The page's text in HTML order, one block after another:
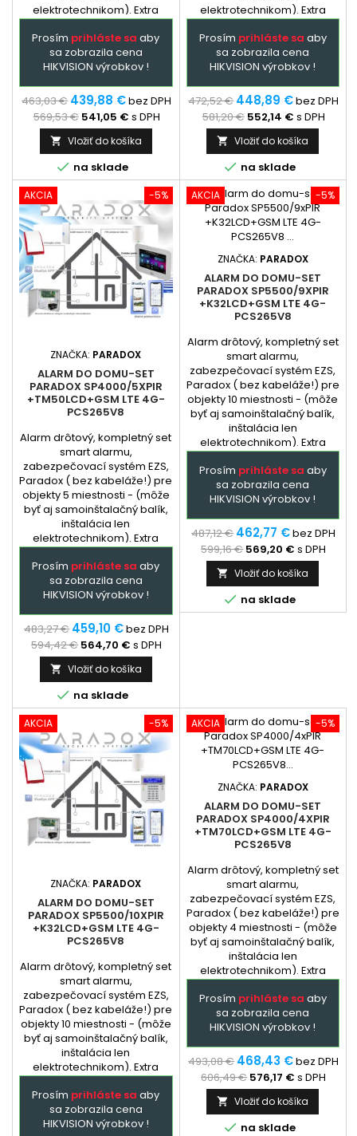
elektrotechnikom). Extra
služba - podľa
dohody: dopredu
naprogramovaná ústredňa a
GSM + prehladný manual
hlavným prvkom
zabezpečovacieho systému
Paradox,...
Prosím prihláste sa aby
sa zobrazila cena
HIKVISION výrobkov !
463,03 €439,88 €bez DPH
569,53 € 541,05 € s DPH
 Vložiť do košíka
 na sklade
elektrotechnikom). Extra
služba - podľa
dohody: dopredu
naprogramovaná ústredňa a
GSM + prehladný manual
hlavným prvkom
zabezpečovacieho systému
Paradox,...
Prosím prihláste sa aby
sa zobrazila cena
HIKVISION výrobkov !
472,52 €448,89 €bez DPH
581,20 € 552,14 € s DPH
 Vložiť do košíka
 na sklade
-5%
AKCIA
ZNAČKA: PARADOX
ALARM DO DOMU-SET
PARADOX SP4000/5XPIR
+TM50LCD+GSM LTE 4G-
PCS265V8
Alarm drôtový, kompletný set
smart alarmu,
zabezpečovací systém EZS,
Paradox ( bez kabeláže!) pre
objekty 5 miestnosti - (môže
byť aj samoinštalačný balík,
inštalácia len
elektrotechnikom). Extra
služba - podľa
dohody: dopredu
naprogramovaná ústredňa a
GSM + prehladný manual
hlavným prvkom
zabezpečovacieho systému
Paradox,...
Prosím prihláste sa aby
sa zobrazila cena
HIKVISION výrobkov !
483,27 €459,10 €bez DPH
594,42 €564,70 € s DPH
 Vložiť do košíka
 na sklade
-5%
AKCIA
ZNAČKA: PARADOX
ALARM DO DOMU-SET
PARADOX SP5500/9XPIR
+K32LCD+GSM LTE 4G-
PCS265V8
Alarm drôtový, kompletný set
smart alarmu,
zabezpečovací systém EZS,
Paradox ( bez kabeláže!) pre
objekty 10 miestnosti - (môže
byť aj samoinštalačný balík,
inštalácia len
elektrotechnikom). Extra
služba - podľa
dohody: dopredu
naprogramovaná ústredňa a
GSM + prehladný manual
hlavným prvkom
zabezpečovacieho systému
Paradox,...
Prosím prihláste sa aby
sa zobrazila cena
HIKVISION výrobkov !
487,12 €462,77 €bez DPH
599,16 €569,20 € s DPH
 Vložiť do košíka
 na sklade
-5%
AKCIA
ZNAČKA: PARADOX
ALARM DO DOMU-SET
PARADOX SP5500/10XPIR
+K32LCD+GSM LTE 4G-
PCS265V8
Alarm drôtový, kompletný set
smart alarmu,
zabezpečovací systém EZS,
Paradox ( bez kabeláže!) pre
objekty 10 miestnosti - (môže
byť aj samoinštalačný balík,
inštalácia len
elektrotechnikom). Extra
služba - podľa
dohody: dopredu
naprogramovaná ústredňa a
GSM + prehladný manual
Prosím prihláste sa aby
sa zobrazila cena
HIKVISION výrobkov !
-5%
AKCIA
ZNAČKA: PARADOX
ALARM DO DOMU-SET
PARADOX SP4000/4XPIR
+TM70LCD+GSM LTE 4G-
PCS265V8
Alarm drôtový, kompletný set
smart alarmu,
zabezpečovací systém EZS,
Paradox ( bez kabeláže!) pre
objekty 4 miestnosti - (môže
byť aj samoinštalačný balík,
inštalácia len
elektrotechnikom). Extra
služba - podľa
dohody: dopredu
naprogramovaná ústredňa a
GSM + prehladný manual
hlavným prvkom
zabezpečovacieho systému
Paradox,...
Prosím prihláste sa aby
sa zobrazila cena
HIKVISION výrobkov !
493,08 €468,43 €bez DPH
606,49 €576,17 € s DPH
 Vložiť do košíka
 na sklade